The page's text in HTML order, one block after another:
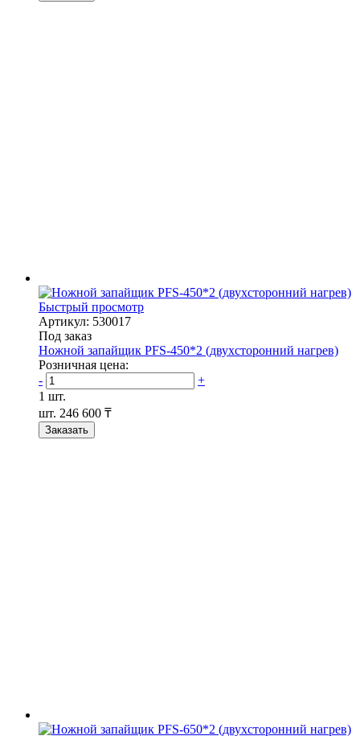
Быстрый просмотр
Артикул: 530017
Под заказ
Ножной запайщик PFS-450*2 (двухсторонний нагрев)
Розничная цена:
-
+
1 шт.
шт. 246 600 ₸
Заказать